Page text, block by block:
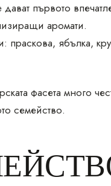
първото
аромати.
праскова, ябълка,
фасета много
семейство.